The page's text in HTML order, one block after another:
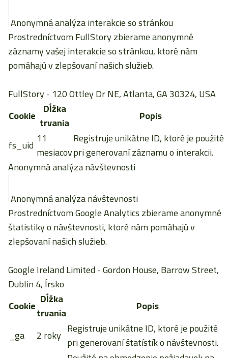
Anonymná analýza interakcie so stránkou
Prostredníctvom FullStory zbierame anonymné
záznamy vašej interakcie so stránkou, ktoré nám
pomáhajú v zlepšovaní našich služieb.
FullStory- 120 Ottley Dr NE, Atlanta, GA 30324, USA
Cookie Dĺžka
trvania
Popis
fs_uid 11
mesiacov
Registruje unikátne ID, ktoré je použité
pri generovaní záznamu o interakcii.
Anonymná analýza návštevnosti
Anonymná analýza návštevnosti
Prostredníctvom Google Analytics zbierame anonymné
štatistiky o návštevnosti, ktoré nám pomáhajú v
zlepšovaní našich služieb.
Google Ireland Limited- Gordon House, Barrow Street,
Dublin 4, Írsko
Cookie Dĺžka
trvania
Popis
_ga
2 roky Registruje unikátne ID, ktoré je použité
pri generovaní štatístík o návštevnosti.